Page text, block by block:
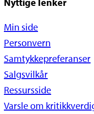
Min side
Personvern
Samtykkepreferanser
Salgsvilkår
Ressursside
Varsle om